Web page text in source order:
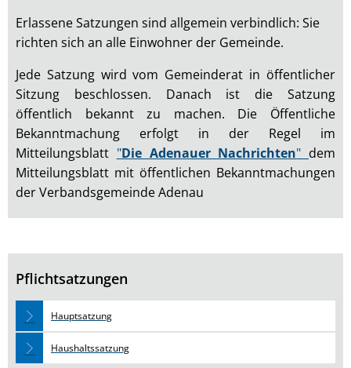
Erlassene Satzungen sind allgemein verbindlich: Sie
richten sich an alle Einwohner der Gemeinde.
Jede Satzung wird vom Gemeinderat in öffentlicher
Sitzung beschlossen. Danach ist die Satzung
öffentlich bekannt zu machen. Die Öffentliche
Bekanntmachung erfolgt in der Regel im
Mitteilungsblatt "Die Adenauer Nachrichten" dem
Mitteilungsblatt mit öffentlichen Bekanntmachungen
der Verbandsgemeinde Adenau
Pflichtsatzungen
Hauptsatzung
Haushaltssatzung